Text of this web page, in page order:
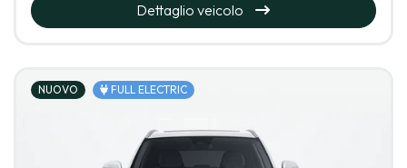
Dettaglio veicolo
NUOVO FULL ELECTRIC